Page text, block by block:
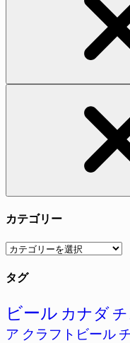
カテゴリー
カ
ゴ
ー
タグ
ビール カナダ
ア クラフトビール